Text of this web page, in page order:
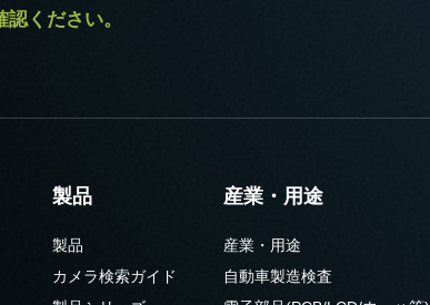
ください。
製品
製品
カメラ検索ガイド
産業・用途
産業・用途
自動車製造検査